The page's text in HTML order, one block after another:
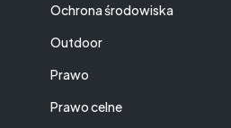
Ochrona środowiska
Outdoor
Prawo
Prawo celne